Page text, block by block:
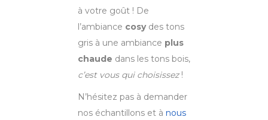
à votre goût ! De
l’ambiance cosydes tons
gris à une ambiance plus
chaude dans les tons bois,
c’est vous qui choisissez!
N’hésitez pas à demander
nos échantillons et à nous